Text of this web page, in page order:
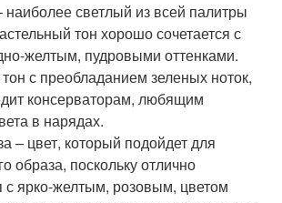
светлый из всей палитры
тон хорошо сочетается с
желтым, пудровыми оттенками.
с преобладанием зеленых ноток,
консерваторам, любящим
в нарядах.
– цвет, который подойдет для
образа, поскольку отлично
с ярко-желтым, розовым, цветом